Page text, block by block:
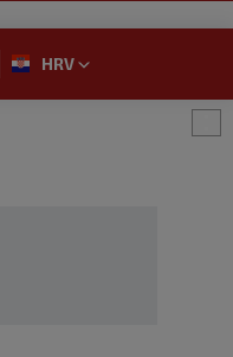
HRV